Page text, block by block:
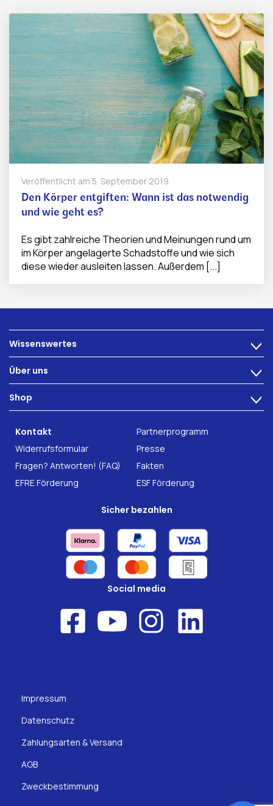
Veröffentlicht am 5. September 2019
Den Körper entgiften: Wann ist das notwendig
und wie geht es?
Es gibt zahlreiche Theorien und Meinungen rund um
im Körper angelagerte Schadstoffe und wie sich
diese wieder ausleiten lassen. Außerdem [...]
Wissenswertes >
Ernährung
Darmgesundheit
Über uns >
Technologie
Karriere
Forschung
Shop >
INTEST.pro
Nahrungsergänzung
Kontakt
Partnerprogramm
Widerrufsformular
Presse
Fragen? Antworten! (FAQ)
Fakten
EFRE Förderung
ESF Förderung
Sicher bezahlen
Social media
Impressum
Datenschutz
Zahlungsarten & Versand
AGB
Zweckbestimmung